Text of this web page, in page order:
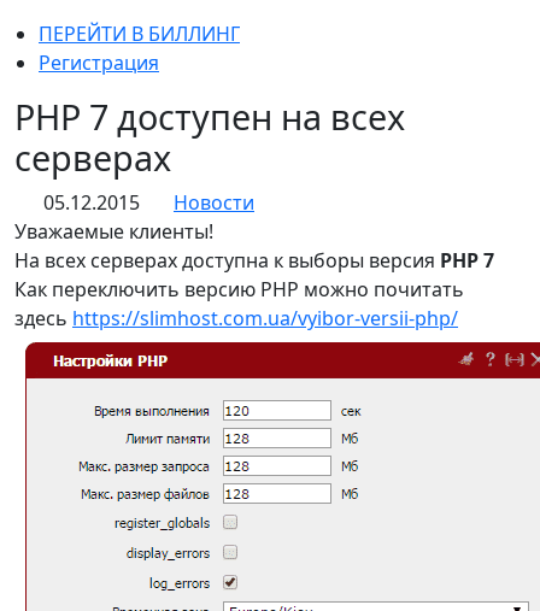
ПЕРЕЙТИ В БИЛЛИНГ
Регистрация
PHP 7 доступен на всех
серверах
05.12.2015
Новости
Уважаемые клиенты!
На всех серверах доступна к выборы версия PHP 7
Как переключить версию PHP можно почитать
здесь https://slimhost.com.ua/vyibor-versii-php/